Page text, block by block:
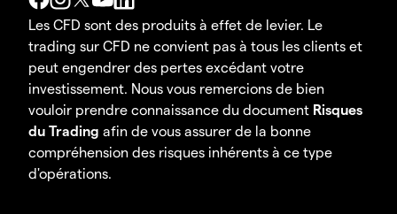
Les CFD sont des produits à effet de levier. Le
trading sur CFD ne convient pas à tous les clients et
peut engendrer des pertes excédant votre
investissement. Nous vous remercions de bien
vouloir prendre connaissance du document Risques
du Trading afin de vous assurer de la bonne
compréhension des risques inhérents à ce type
d'opérations.